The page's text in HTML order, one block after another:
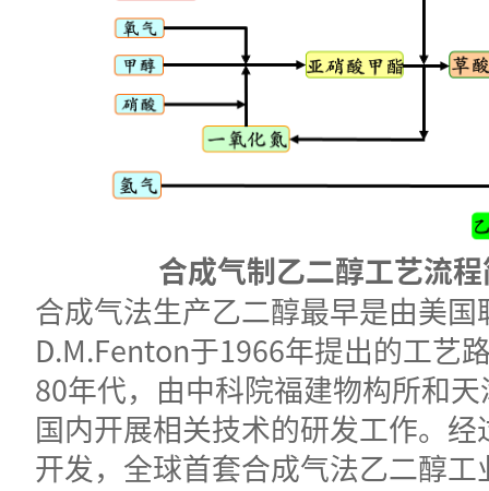
合成气制乙二醇工艺流
合成气法生产乙二醇最早是由美
D.M.Fenton于1966年提出的工艺
80年代，由中科院福建物构所和
国内开展相关技术的研发工作。
开发，全球首套合成气法乙二醇